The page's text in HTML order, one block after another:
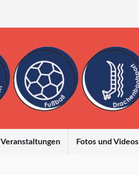
Veranstaltungen Fotos und Videos